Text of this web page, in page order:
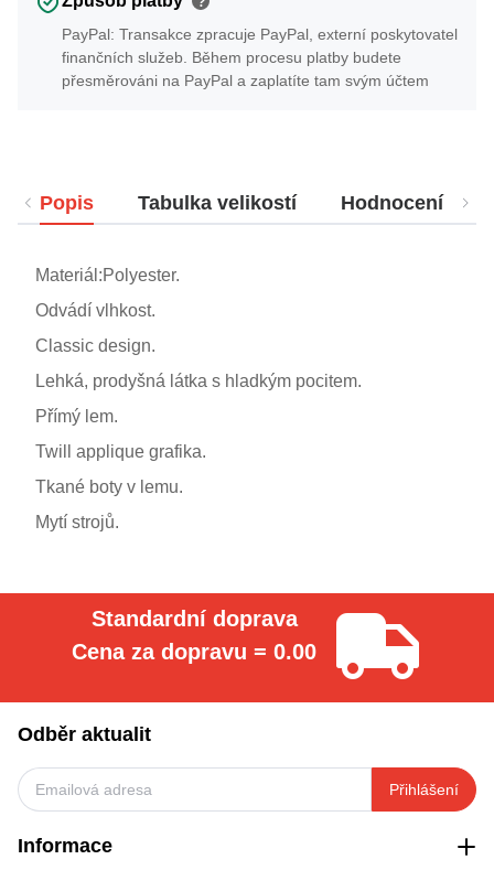
PayPal: Transakce zpracuje PayPal, externí poskytovatel
finančních služeb. Během procesu platby budete
přesměrováni na PayPal a zaplatíte tam svým účtem
Popis Tabulka velikostí Hodnocení
Materiál:Polyester.
Odvádí vlhkost.
Classic design.
Lehká, prodyšná látka s hladkým pocitem.
Přímý lem.
Twill applique grafika.
Tkané boty v lemu.
Mytí strojů.
Standardní doprava
Cena za dopravu = 0.00
Odběr aktualit
Přihlášení
Informace